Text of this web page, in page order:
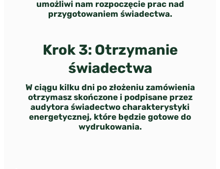
umożliwi nam rozpoczęcie prac nad
przygotowaniem świadectwa.
Krok 3: Otrzymanie
świadectwa
W ciągu kilku dni po złożeniu zamówienia
otrzymasz skończone i podpisane przez
audytora świadectwo charakterystyki
energetycznej, które będzie gotowe do
wydrukowania.